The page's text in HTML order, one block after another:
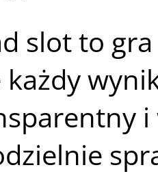
slot to gra
każdy